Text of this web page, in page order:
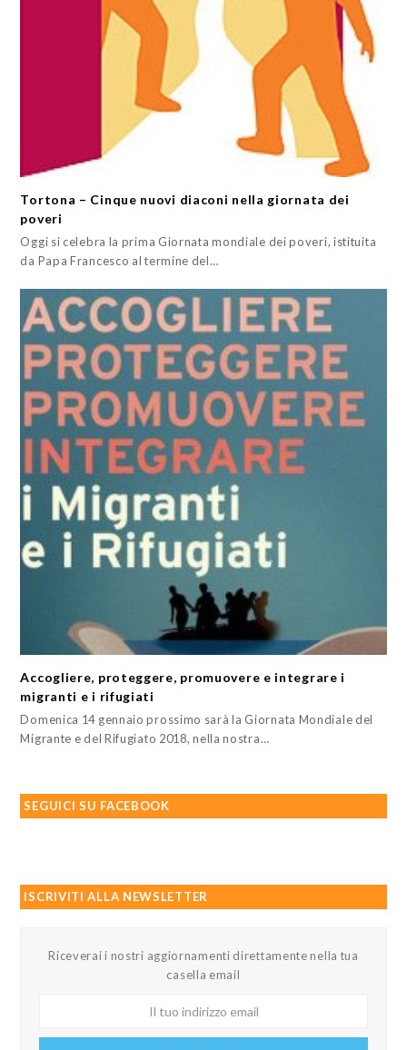
Tortona – Cinque nuovi diaconi nella giornata dei
poveri
Oggi si celebra la prima Giornata mondiale dei poveri, istituita
da Papa Francesco al termine del…
Accogliere, proteggere, promuovere e integrare i
migranti e i rifugiati
Domenica 14 gennaio prossimo sarà la Giornata Mondiale del
Migrante e del Rifugiato 2018, nella nostra…
SEGUICI SU FACEBOOK
ISCRIVITI ALLA NEWSLETTER
Riceverai i nostri aggiornamenti direttamente nella tua
casella email